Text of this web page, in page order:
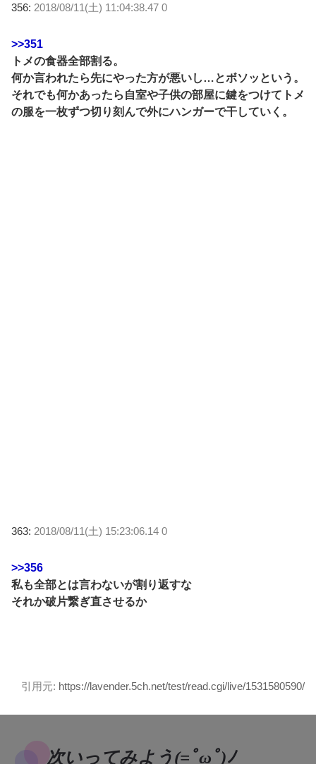
356: 2018/08/11(土) 11:04:38.47 0
>>351
トメの食器全部割る。
何か言われたら先にやった方が悪いし…とボソッという。
それでも何かあったら自室や子供の部屋に鍵をつけてトメ
の服を一枚ずつ切り刻んで外にハンガーで干していく。
363: 2018/08/11(土) 15:23:06.14 0
>>356
私も全部とは言わないが割り返すな
それか破片繋ぎ直させるか
引用元: https://lavender.5ch.net/test/read.cgi/live/1531580590/
次いってみよう(=ﾟωﾟ)ﾉ